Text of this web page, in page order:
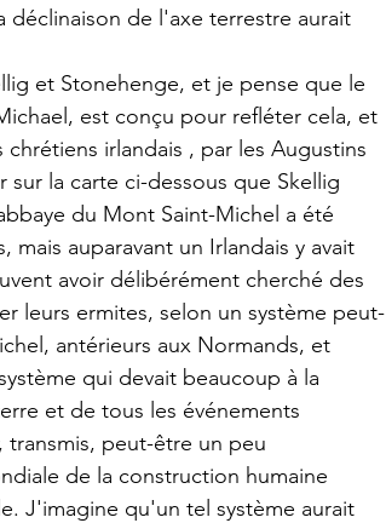
de l'axe terrestre aurait
et Stonehenge, et je pense que le
est conçu pour refléter cela, et
irlandais , par les Augustins
sur la carte ci-dessous que Skellig
du Mont Saint-Michel a été
auparavant un Irlandais y avait
avoir délibérément cherché des
leurs ermites, selon un système peut-
antérieurs aux Normands, et
qui devait beaucoup à la
et de tous les événements
peut-être un peu
de la construction humaine
J'imagine qu'un tel système aurait